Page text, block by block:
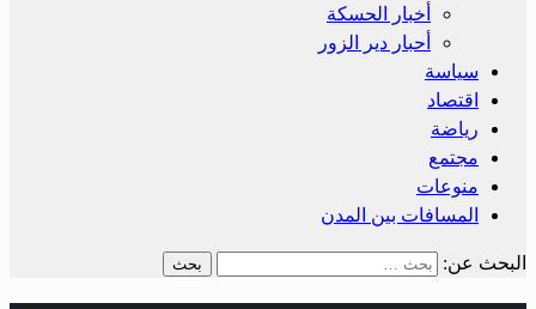
أخبار الحسكة
أحبار دير الزور
سياسة
اقتصاد
رياضة
مجتمع
منوعات
المسافات بين المدن
البحث عن: